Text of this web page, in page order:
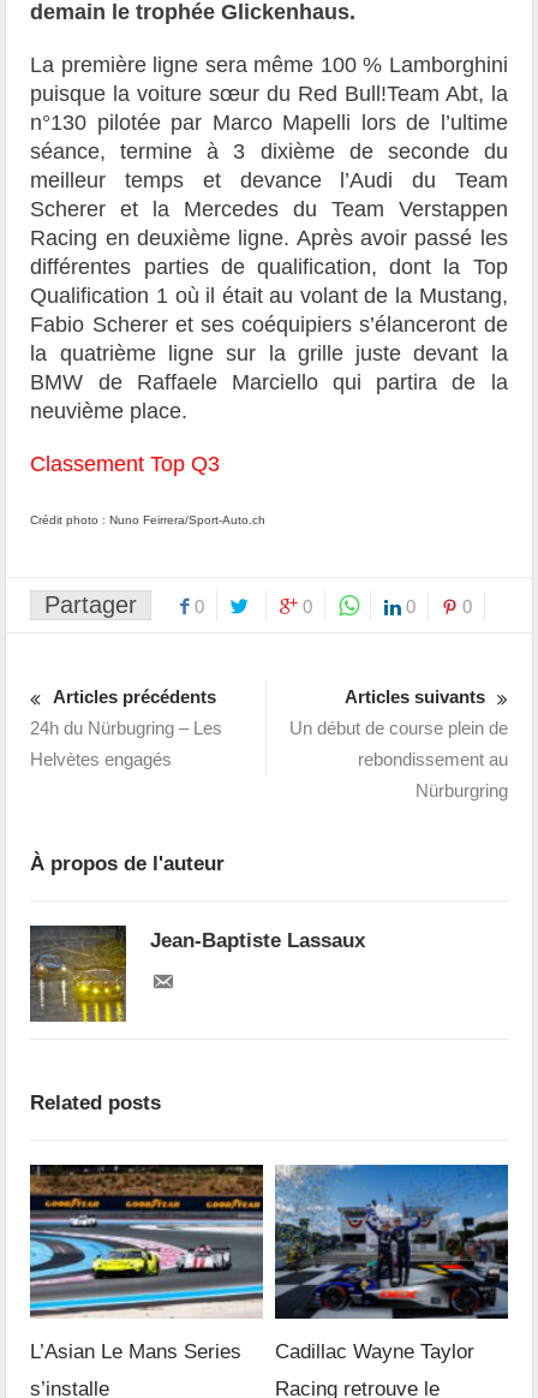
demain le trophée Glickenhaus.
La première ligne sera même 100 % Lamborghini
puisque la voiture sœur du Red Bull!Team Abt, la
n°130 pilotée par Marco Mapelli lors de l’ultime
séance, termine à 3 dixième de seconde du
meilleur temps et devance l’Audi du Team
Scherer et la Mercedes du Team Verstappen
Racing en deuxième ligne. Après avoir passé les
différentes parties de qualification, dont la Top
Qualification 1 où il était au volant de la Mustang,
Fabio Scherer et ses coéquipiers s’élanceront de
la quatrième ligne sur la grille juste devant la
BMW de Raffaele Marciello qui partira de la
neuvième place.
Classement Top Q3
Crédit photo : Nuno Feirrera/Sport-Auto.ch
Partager 0 0 0 0
Articles précédents
24h du Nürbugring – Les
Helvètes engagés
Articles suivants
Un début de course plein de
rebondissement au
Nürburgring
À propos de l'auteur
Jean-Baptiste Lassaux
Related posts
L’Asian Le Mans Series
s’installe
Cadillac Wayne Taylor
Racing retrouve le